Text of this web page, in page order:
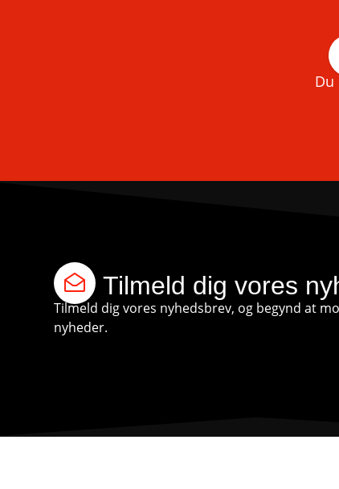
Du
Tilmeld dig vores
Tilmeld dig vores nyhedsbrev, og begynd at
nyheder.